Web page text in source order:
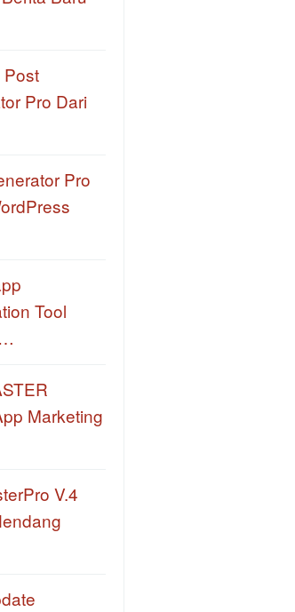
Post
Pro Dari
Pro
Tool
Marketing
V.4